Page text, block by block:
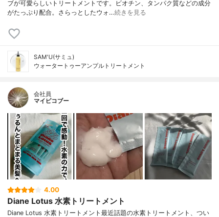
ブが可愛らしいトリートメントです。ビオチン、タンパク質などの成分
がたっぷり配合。さらっとしたウォ…続きを見る
SAM'U(サミュ)
ウォータートゥーアンプルトリートメント
会社員
マイピコブー
4.00
Diane Lotus 水素トリートメント
Diane Lotus 水素トリートメント最近話題の水素トリートメント、つい